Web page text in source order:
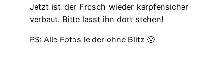
Jetzt ist der Frosch wieder karpfensicher
verbaut. Bitte lasst ihn dort stehen!
PS: Alle Fotos leider ohne Blitz 🙁